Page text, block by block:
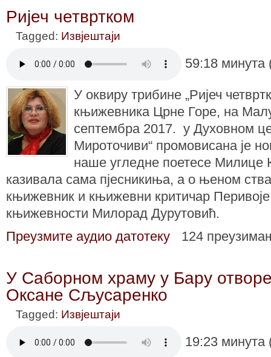
Ријеч четвртком
Tagged: Извјештаји
59:18
У оквиру трибине „Ријеч
књижевника Црне Горе, на
септембра 2017. у Духовном
Мироточиви“ промовисана је
наше угледне поетесе Милице
казивала сама пјесникиња, а о њеном
књижевник и књижевни критичар
књижевности Милорад Дурутовић.
Преузмите аудио датотеку
124
У Саборном храму у Бару
Оксане Сљусаренко
Tagged: Извјештаји
19:23